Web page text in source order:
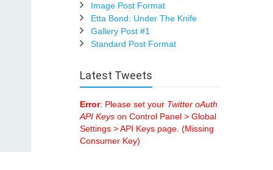
Image Post Format
Etta Bond: Under The Knife
Gallery Post #1
Standard Post Format
Latest Tweets
Error: Please set your Twitter oAuth
API Keys on Control Panel > Global
Settings > API Keys page. (Missing
Consumer Key)